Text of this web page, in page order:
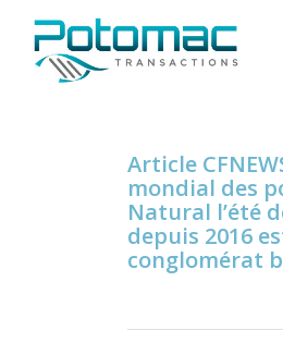
Article
mondial des
Natural l’été
depuis 2016
conglomérat